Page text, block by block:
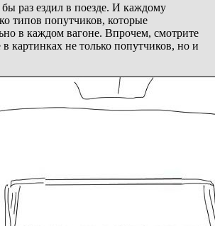
раз ездил в поезде. И каждому
типов попутчиков, которые
в каждом вагоне. Впрочем, смотрите
картинках не только попутчиков, но и